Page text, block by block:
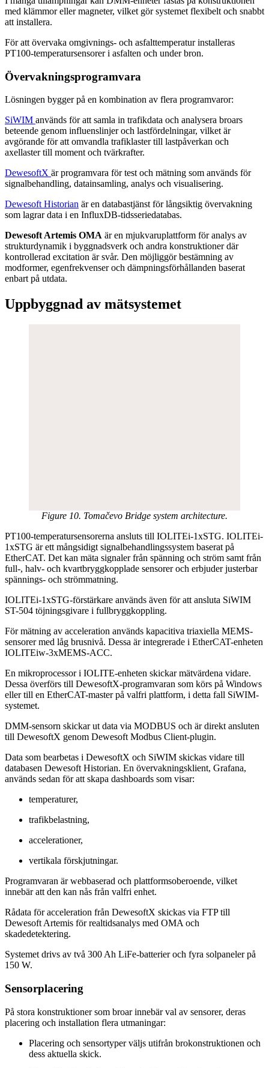
med klämmor eller magneter, vilket gör systemet flexibelt och snabbt
att installera.
För att övervaka omgivnings- och asfalttemperatur installeras
PT100-temperatursensorer i asfalten och under bron.
Övervakningsprogramvara
Lösningen bygger på en kombination av flera programvaror:
SiWIM används för att samla in trafikdata och analysera broars
beteende genom influenslinjer och lastfördelningar, vilket är
avgörande för att omvandla trafiklaster till lastpåverkan och
axellaster till moment och tvärkrafter.
DewesoftX är programvara för test och mätning som används för
signalbehandling, datainsamling, analys och visualisering.
Dewesoft Historian är en databastjänst för långsiktig övervakning
som lagrar data i en InfluxDB-tidsseriedatabas.
Dewesoft Artemis OMA är en mjukvaruplattform för analys av
strukturdynamik i byggnadsverk och andra konstruktioner där
kontrollerad excitation är svår. Den möjliggör bestämning av
modformer, egenfrekvenser och dämpningsförhållanden baserat
enbart på utdata.
Uppbyggnad av mätsystemet
Figure 10. Tomačevo Bridge system architecture.
PT100-temperatursensorerna ansluts till IOLITEi-1xSTG. IOLITEi-
1xSTG är ett mångsidigt signalbehandlingssystem baserat på
EtherCAT. Det kan mäta signaler från spänning och ström samt från
full-, halv- och kvartbryggkopplade sensorer och erbjuder justerbar
spännings- och strömmatning.
IOLITEi-1xSTG-förstärkare används även för att ansluta SiWIM
ST-504 töjningsgivare i fullbryggkoppling.
För mätning av acceleration används kapacitiva triaxiella MEMS-
sensorer med låg brusnivå. Dessa är integrerade i EtherCAT-enheten
IOLITEiw-3xMEMS-ACC.
En mikroprocessor i IOLITE-enheten skickar mätvärdena vidare.
Dessa överförs till DewesoftX-programvaran som körs på Windows
eller till en EtherCAT-master på valfri plattform, i detta fall SiWIM-
systemet.
DMM-sensorn skickar ut data via MODBUS och är direkt ansluten
till DewesoftX genom Dewesoft Modbus Client-plugin.
Data som bearbetas i DewesoftX och SiWIM skickas vidare till
databasen Dewesoft Historian. En övervakningsklient, Grafana,
används sedan för att skapa dashboards som visar:
temperaturer,
trafikbelastning,
accelerationer,
vertikala förskjutningar.
Programvaran är webbaserad och plattformsoberoende, vilket
innebär att den kan nås från valfri enhet.
Rådata för acceleration från DewesoftX skickas via FTP till
Dewesoft Artemis för realtidsanalys med OMA och
skadedetektering.
Systemet drivs av två 300 Ah LiFe-batterier och fyra solpaneler på
150 W.
Sensorplacering
På stora konstruktioner som broar innebär val av sensorer, deras
placering och installation flera utmaningar:
Placering och sensortyper väljs utifrån brokonstruktionen och
dess aktuella skick.